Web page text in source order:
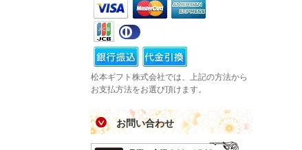
松本ギフト株式会社では、上記の方法から
お支払方法をお選び頂けます。
お問い合わせ